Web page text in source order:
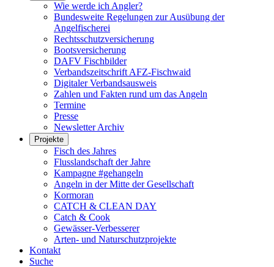
Wie werde ich Angler?
Bundesweite Regelungen zur Ausübung der
Angelfischerei
Rechtsschutzversicherung
Bootsversicherung
DAFV Fischbilder
Verbandszeitschrift AFZ-Fischwaid
Digitaler Verbandsausweis
Zahlen und Fakten rund um das Angeln
Termine
Presse
Newsletter Archiv
Projekte
Fisch des Jahres
Flusslandschaft der Jahre
Kampagne #gehangeln
Angeln in der Mitte der Gesellschaft
Kormoran
CATCH & CLEAN DAY
Catch & Cook
Gewässer-Verbesserer
Arten- und Naturschutzprojekte
Kontakt
Suche